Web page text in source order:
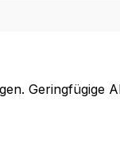
Geringfügige